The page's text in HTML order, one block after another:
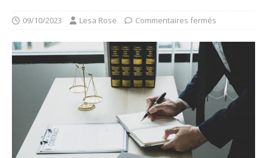
09/10/2023 Lesa Rose Commentaires fermés